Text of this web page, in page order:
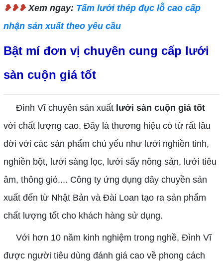
❥❥❥Xem ngay: Tấm lưới thép đục lỗ cao cấp
nhận sản xuất theo yêu cầu
Bật mí đơn vị chuyên cung cấp lưới
sàn cuộn giá tốt
Đình Vĩ chuyên sản xuất lưới sàn cuộn giá tốt
với chất lượng cao. Đây là thương hiệu có từ rất lâu
đời với các sản phẩm chủ yếu như lưới nghiền tinh,
nghiền bột, lưới sàng lọc, lưới sấy nông sản, lưới tiêu
âm, thông gió,... Công ty ứng dụng dây chuyền sản
xuất đến từ Nhật Bản và Đài Loan tạo ra sản phẩm
chất lượng tốt cho khách hàng sử dụng.
Với hơn 10 năm kinh nghiệm trong nghề, Đình Vĩ
được người tiêu dùng đánh giá cao về phong cách